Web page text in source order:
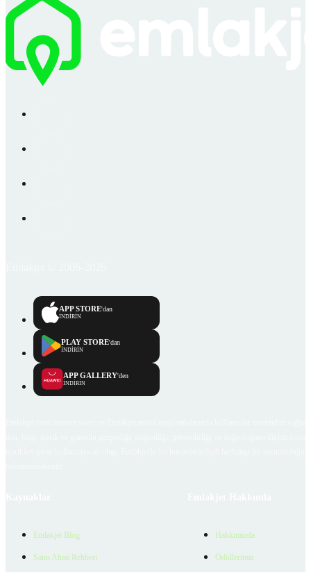
APP STORE'dan
İNDİRİN
PLAY STORE'dan
İNDİRİN
APP GALLERY'den
İNDİRİN
Emlakjet Blog
Satın Alma Rehberi
Hakkımızda
Ödüllerimiz